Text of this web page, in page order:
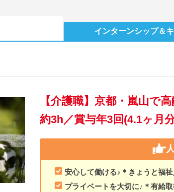
インターンシップ＆
【介護職】京都・嵐山で
約3h／賞与年3回(4.1ヶ月
安心して働ける♪＊きょうと福
プライベートを大切に♪＊有給